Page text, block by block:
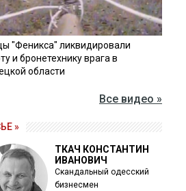
"Феникса" ликвидировали
и бронетехнику врага в
области
Все видео »
»
ТКАЧ КОНСТАНТИН
ИВАНОВИЧ
Скандальный одесский
бизнесмен